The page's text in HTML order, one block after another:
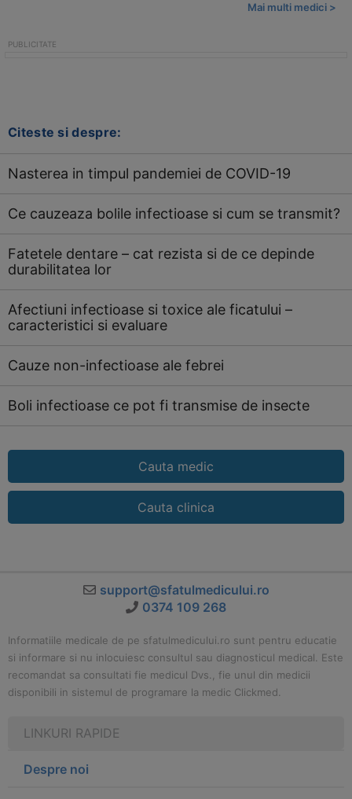
Mai multi medici >
Citeste si despre:
Nasterea in timpul pandemiei de COVID-19
Ce cauzeaza bolile infectioase si cum se transmit?
Fatetele dentare – cat rezista si de ce depinde
durabilitatea lor
Afectiuni infectioase si toxice ale ficatului –
caracteristici si evaluare
Cauze non-infectioase ale febrei
Boli infectioase ce pot fi transmise de insecte
Cauta medic
Cauta clinica
support@sfatulmedicului.ro
0374 109 268
Informatiile medicale de pe sfatulmedicului.ro sunt pentru educatie
si informare si nu inlocuiesc consultul sau diagnosticul medical. Este
recomandat sa consultati fie medicul Dvs., fie unul din medicii
disponibili in sistemul de programare la medic Clickmed.
LINKURI RAPIDE
Despre noi